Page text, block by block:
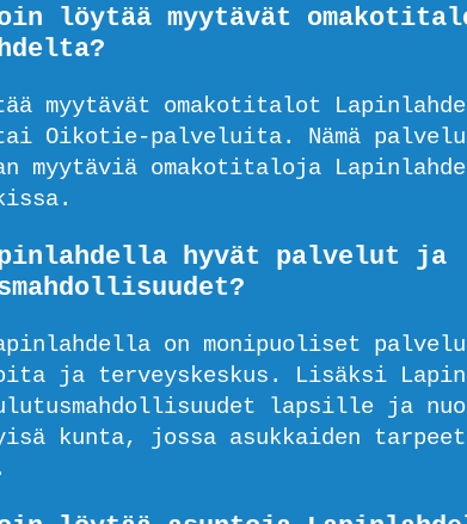
löytää myytävät
myytävät omakotitalot
Oikotie-palveluita. Nämä
myytäviä omakotitaloja
hyvät palvelut ja
on monipuoliset
ja terveyskeskus. Lisäksi
lapsille ja
kunta, jossa asukkaiden